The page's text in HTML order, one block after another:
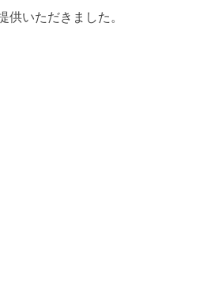
いただきました。